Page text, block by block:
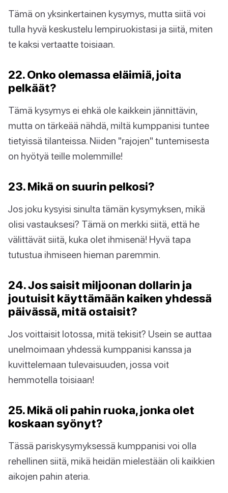
Tämä on yksinkertainen kysymys, mutta siitä voi
tulla hyvä keskustelu lempiruokistasi ja siitä, miten
te kaksi vertaatte toisiaan.
22. Onko olemassa eläimiä, joita
pelkäät?
Tämä kysymys ei ehkä ole kaikkein jännittävin,
mutta on tärkeää nähdä, miltä kumppanisi tuntee
tietyissä tilanteissa. Niiden "rajojen" tuntemisesta
on hyötyä teille molemmille!
23. Mikä on suurin pelkosi?
Jos joku kysyisi sinulta tämän kysymyksen, mikä
olisi vastauksesi? Tämä on merkki siitä, että he
välittävät siitä, kuka olet ihmisenä! Hyvä tapa
tutustua ihmiseen hieman paremmin.
24. Jos saisit miljoonan dollarin ja
joutuisit käyttämään kaiken yhdessä
päivässä, mitä ostaisit?
Jos voittaisit lotossa, mitä tekisit? Usein se auttaa
unelmoimaan yhdessä kumppanisi kanssa ja
kuvittelemaan tulevaisuuden, jossa voit
hemmotella toisiaan!
25. Mikä oli pahin ruoka, jonka olet
koskaan syönyt?
Tässä pariskysymyksessä kumppanisi voi olla
rehellinen siitä, mikä heidän mielestään oli kaikkien
aikojen pahin ateria.